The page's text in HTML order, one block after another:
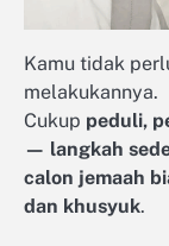
Kamu tidak
melakukannya.
Cukup peduli,
— langkah
calon jemaah
dan khusyuk.